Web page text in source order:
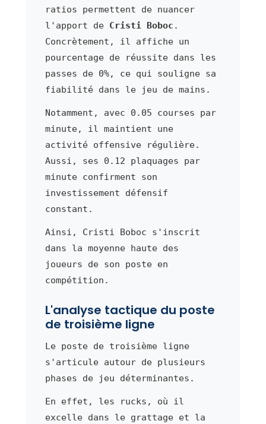
ratios permettent de nuancer
l'apport de Cristi Boboc .
Concrètement, il affiche un
pourcentage de réussite dans les
passes de 0%, ce qui souligne sa
fiabilité dans le jeu de mains.
Notamment, avec 0.05 courses par
minute, il maintient une
activité offensive régulière.
Aussi, ses 0.12 plaquages par
minute confirment son
investissement défensif
constant.
Ainsi, Cristi Boboc s'inscrit
dans la moyenne haute des
joueurs de son poste en
compétition.
L'analyse tactique du poste
de troisième ligne
Le poste de troisième ligne
s'articule autour de plusieurs
phases de jeu déterminantes.
En effet, les rucks, où il
excelle dans le grattage et la